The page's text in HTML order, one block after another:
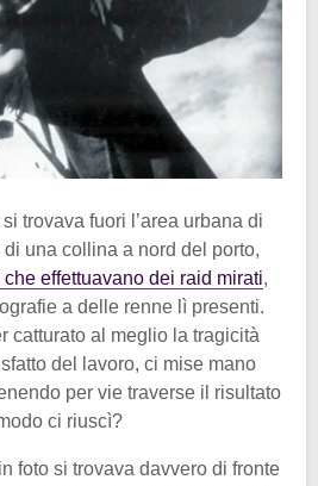
trovava fuori l’area urbana di
una collina a nord del porto,
effettuavano dei raid mirati,
a delle renne lì presenti.
catturato al meglio la tragicità
del lavoro, ci mise mano
per vie traverse il risultato
ci riuscì?
foto si trovava davvero di fronte